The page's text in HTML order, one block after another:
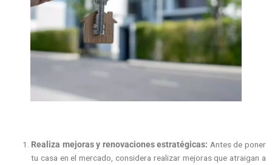
Realiza mejoras y renovaciones estratégicas: Antes de poner
tu casa en el mercado, considera realizar mejoras que atraigan a